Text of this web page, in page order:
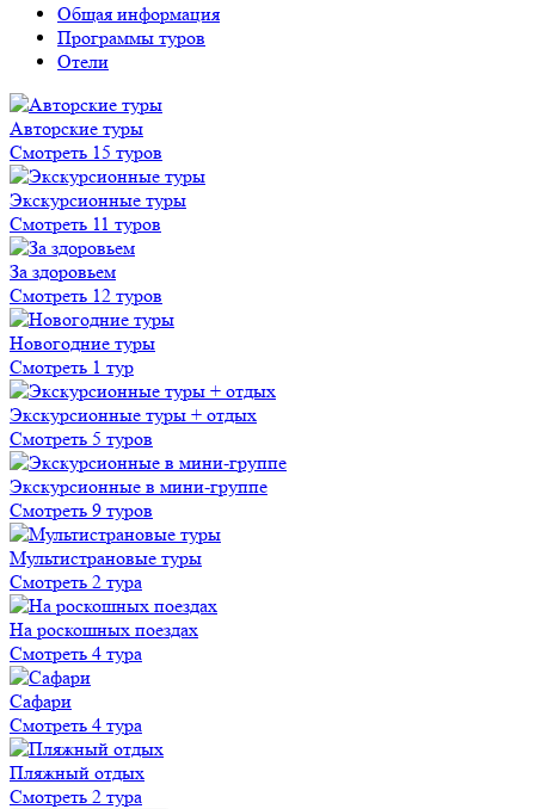
Общая информация
Программы туров
Отели
Авторские туры
Смотреть 15 туров
Экскурсионные туры
Смотреть 11 туров
За здоровьем
Смотреть 12 туров
Новогодние туры
Смотреть 1 тур
Экскурсионные туры + отдых
Смотреть 5 туров
Экскурсионные в мини-группе
Смотреть 9 туров
Мультистрановые туры
Смотреть 2 тура
На роскошных поездах
Смотреть 4 тура
Сафари
Смотреть 4 тура
Пляжный отдых
Смотреть 2 тура